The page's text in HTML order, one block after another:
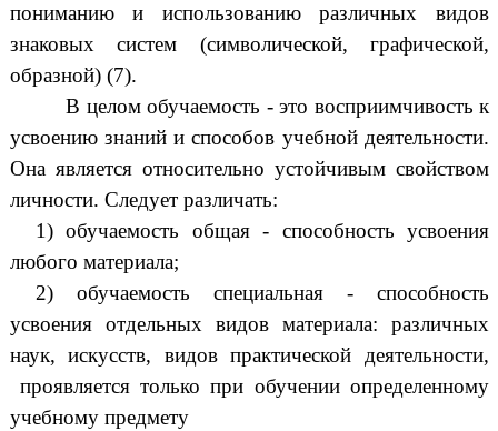
пониманию
и использованию различных видов
знаковых систем (символической, графической,
образной) (7).
В целом обучаемость - это восприимчивость к
усвоению знаний и способов учебной деятельности.
Она является относительно устойчивым свойством
личности. Следует различать:
1) обучаемость общая - способность усвоения
любого материала;
2) обучаемость специальная - способность
усвоения отдельных видов материала: различных
наук, искусств, видов практической деятельности,
проявляется только при обучении определенному
учебному предмету